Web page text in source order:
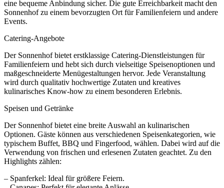
eine bequeme Anbindung sicher. Die gute Erreichbarkeit macht den
Sonnenhof zu einem bevorzugten Ort für Familienfeiern und andere
Events.
Catering-Angebote
Der Sonnenhof bietet erstklassige Catering-Dienstleistungen für
Familienfeiern und hebt sich durch vielseitige Speisenoptionen und
maßgeschneiderte Menügestaltungen hervor. Jede Veranstaltung
wird durch qualitativ hochwertige Zutaten und kreatives
kulinarisches Know-how zu einem besonderen Erlebnis.
Speisen und Getränke
Der Sonnenhof bietet eine breite Auswahl an kulinarischen
Optionen. Gäste können aus verschiedenen Speisenkategorien, wie
typischem Buffet, BBQ und Fingerfood, wählen. Dabei wird auf die
Verwendung von frischen und erlesenen Zutaten geachtet. Zu den
Highlights zählen:
– Spanferkel: Ideal für größere Feiern.